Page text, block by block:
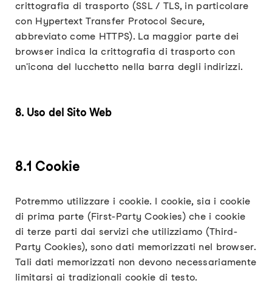
crittografia di trasporto (SSL / TLS, in particolare
con Hypertext Transfer Protocol Secure,
abbreviato come HTTPS). La maggior parte dei
browser indica la crittografia di trasporto con
un'icona del lucchetto nella barra degli indirizzi.
8. Uso del Sito Web
8.1 Cookie
Potremmo utilizzare i cookie. I cookie, sia i cookie
di prima parte (First-Party Cookies) che i cookie
di terze parti dai servizi che utilizziamo (Third-
Party Cookies), sono dati memorizzati nel browser.
Tali dati memorizzati non devono necessariamente
limitarsi ai tradizionali cookie di testo.